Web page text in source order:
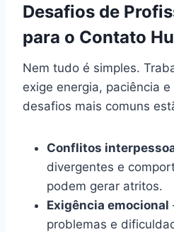
Desafios de
para o Contato
Nem tudo é simples.
exige energia, paciência
desafios mais comuns
Conflitos
divergentes e
podem gerar atritos.
Exigência emocional
problemas e